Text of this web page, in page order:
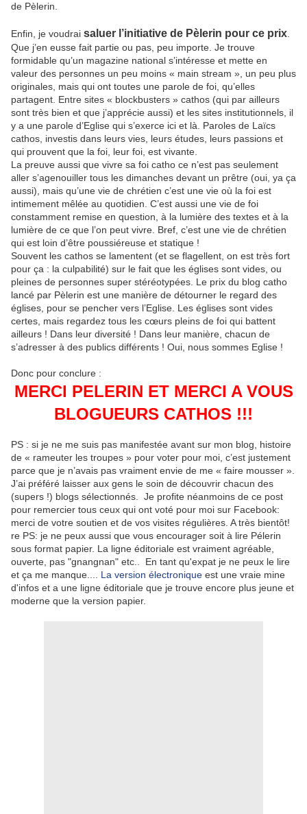
de Pèlerin.
Enfin, je voudrai saluer l’initiative de Pèlerin pour ce prix
Que j’en eusse fait partie ou pas, peu importe. Je trouve
formidable qu’un magazine national s’intéresse et mette en
valeur des personnes un peu moins « main stream », un peu plus
originales, mais qui ont toutes une parole de foi, qu’elles
partagent. Entre sites « blockbusters » cathos (qui par ailleurs
sont très bien et que j’apprécie aussi) et les sites institutionnels, il
y a une parole d’Eglise qui s’exerce ici et là. Paroles de Laïcs
cathos, investis dans leurs vies, leurs études, leurs passions et
qui prouvent que la foi, leur foi, est vivante.
La preuve aussi que vivre sa foi catho ce n’est pas seulement
aller s’agenouiller tous les dimanches devant un prêtre (oui, ya ça
aussi), mais qu’une vie de chrétien c’est une vie où la foi est
intimement mêlée au quotidien. C’est aussi une vie de foi
constamment remise en question, à la lumière des textes et à la
lumière de ce que l’on peut vivre. Bref, c’est une vie de chrétien
qui est loin d’être poussiéreuse et statique !
Souvent les cathos se lamentent (et se flagellent, on est très fort
pour ça : la culpabilité) sur le fait que les églises sont vides, ou
pleines de personnes super stéréotypées. Le prix du blog catho
lancé par Pèlerin est une manière de détourner le regard des
églises, pour se pencher vers l’Eglise. Les églises sont vides
certes, mais regardez tous les cœurs pleins de foi qui battent
ailleurs ! Dans leur diversité ! Dans leur manière, chacun de
s’adresser à des publics différents ! Oui, nous sommes Eglise !
Donc pour conclure :
MERCI PELERIN ET MERCI A VOUS
BLOGUEURS CATHOS !!!
PS : si je ne me suis pas manifestée avant sur mon blog, histoire
de « rameuter les troupes » pour voter pour moi, c’est justement
parce que je n’avais pas vraiment envie de me « faire mousser ».
J’ai préféré laisser aux gens le soin de découvrir chacun des
(supers !) blogs sélectionnés. Je profite néanmoins de ce post
pour remercier tous ceux qui ont voté pour moi sur Facebook:
merci de votre soutien et de vos visites régulières. A très bientôt!
re PS: je ne peux aussi que vous encourager soit à lire Pélerin
sous format papier. La ligne éditoriale est vraiment agréable,
ouverte, pas "gnangnan" etc.. En tant qu'expat je ne peux le lire
et ça me manque.... La version électronique est une vraie mine
d'infos et a une ligne éditoriale que je trouve encore plus jeune et
moderne que la version papier.